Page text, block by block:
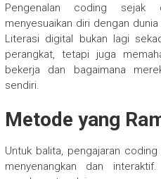
Pengenalan coding
menyesuaikan diri dengan
Literasi digital bukan lagi
perangkat, tetapi juga
bekerja dan bagaimana
sendiri.
Metode yang
Untuk balita, pengajaran
menyenangkan dan